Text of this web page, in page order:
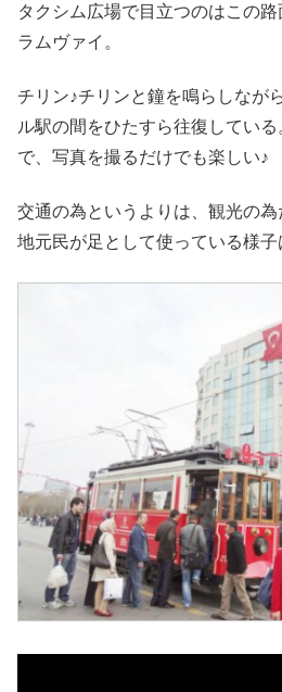
タクシム広場で目立つのはこの
ラムヴァイ。
チリン♪チリンと鐘を鳴らしなが
ル駅の間をひたすら往復してい
で、写真を撮るだけでも楽しい♪
交通の為というよりは、観光の為
地元民が足として使っている様子